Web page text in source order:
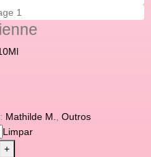
Mathilde M.
Outros
Limpar
+